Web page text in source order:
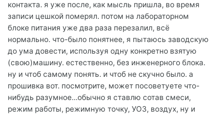
контакта. я уже после, как мысль пришла, во время
записи цешкой померял. потом на лабораторном
блоке питания уже два раза перезалил, всё
нормально. что-было понятнее, я пытаюсь заводскую
до ума довести, используя одну конкретно взятую
(свою)машину. естественно, без инженерного блока.
ну и чтоб самому понять. и чтоб не скучно было. а
прошивка вот. посмотрите, может посоветуете что-
нибудь разумное...обычно я ставлю сотав смеси,
режим работы, режимную точку, УОЗ, воздух, ну и